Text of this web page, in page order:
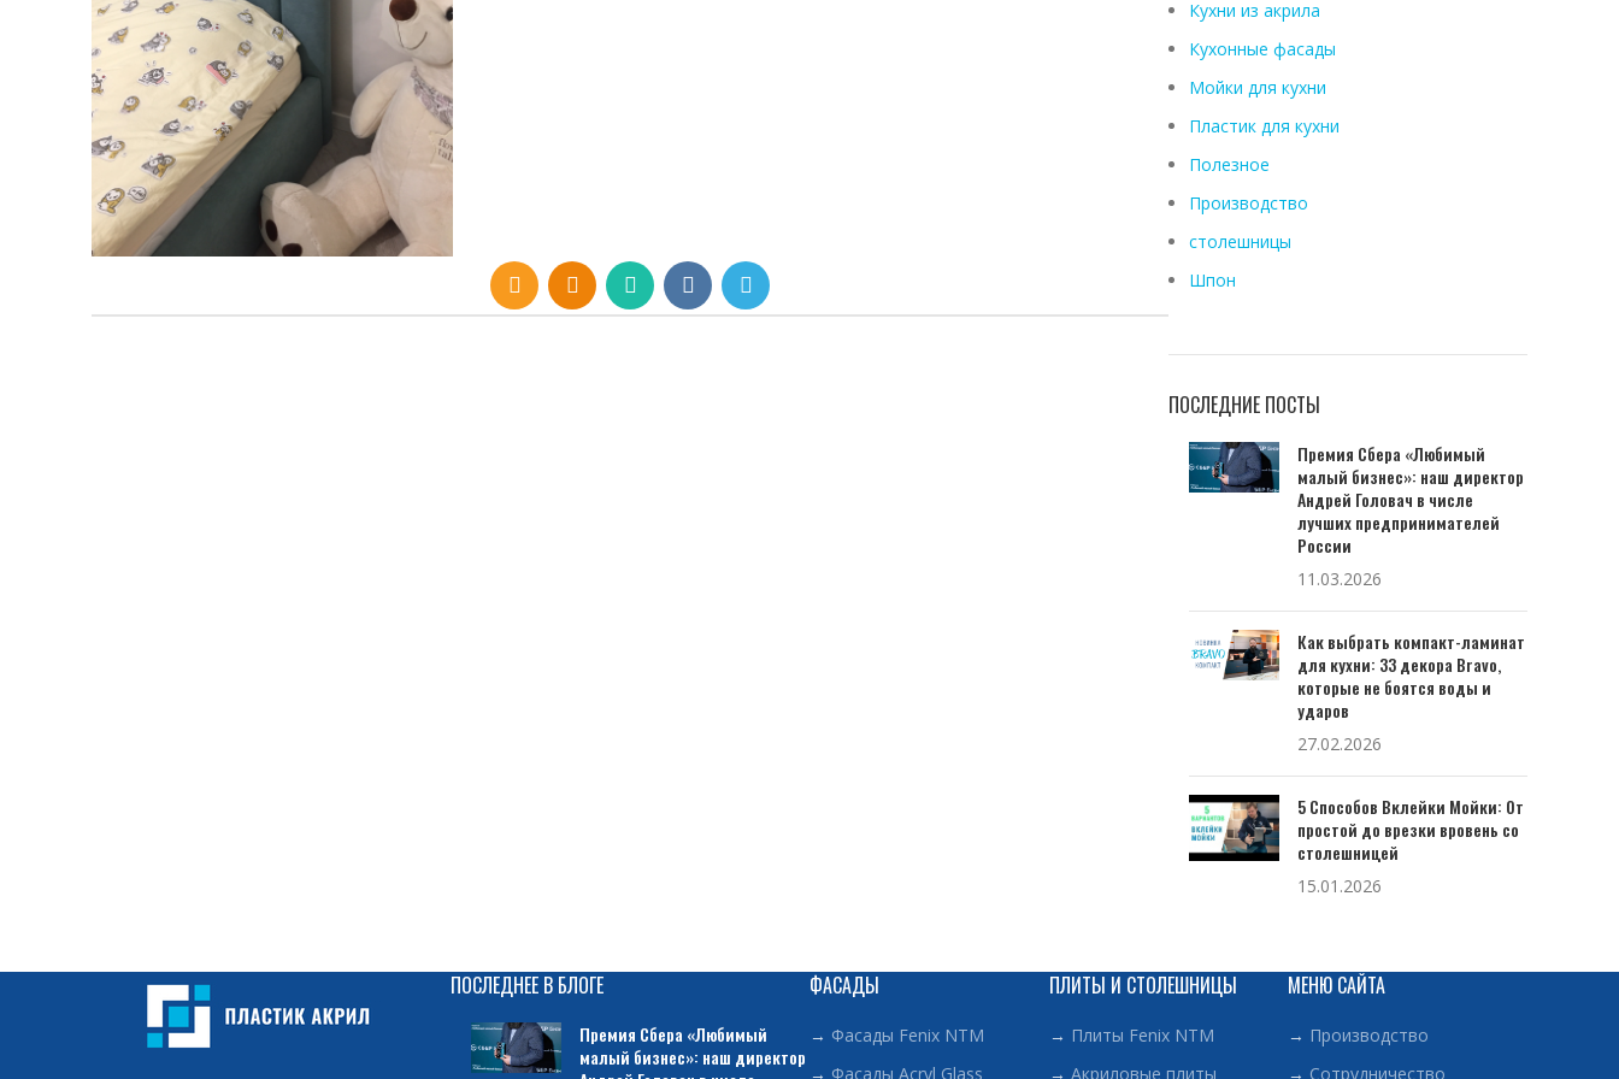
Кухни из акрила
Кухонные фасады
Мойки для кухни
Пластик для кухни
Полезное
Производство
столешницы
Шпон
ПОСЛЕДНИЕ ПОСТЫ
Премия Сбера «Любимый
малый бизнес»: наш директор
Андрей Головач в числе
лучших предпринимателей
России
11.03.2026
Как выбрать компакт-ламинат
для кухни: 33 декора Bravo,
которые не боятся воды и
ударов
27.02.2026
5 Способов Вклейки Мойки: От
простой до врезки вровень со
столешницей
15.01.2026
ПОСЛЕДНЕЕ В БЛОГЕ
Премия Сбера «Любимый
малый бизнес»: наш директор
ФАСАДЫ
→ Фасады Fenix NTM
→ Фасады Acryl Glass
ПЛИТЫ И СТОЛЕШНИЦЫ
→ Плиты Fenix NTM
→ Акриловые плиты
МЕНЮ САЙТА
→ Производство
→ Сотрудничество